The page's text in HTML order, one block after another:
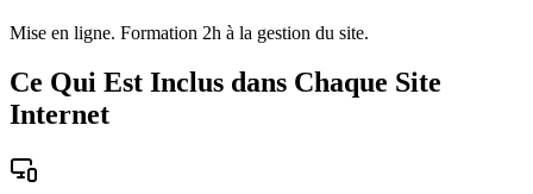
Mise en ligne. Formation 2h à la gestion du site.
Ce Qui Est Inclus dans Chaque Site
Internet